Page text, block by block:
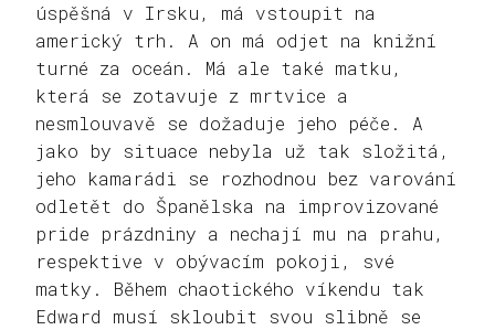
úspěšná v Irsku, má vstoupit na
americký trh. A on má odjet na knižní
turné za oceán. Má ale také matku,
která se zotavuje z mrtvice a
nesmlouvavě se dožaduje jeho péče. A
jako by situace nebyla už tak složitá,
jeho kamarádi se rozhodnou bez varování
odletět do Španělska na improvizované
pride prázdniny a nechají mu na prahu,
respektive v obývacím pokoji, své
matky. Během chaotického víkendu tak
Edward musí skloubit svou slibně se